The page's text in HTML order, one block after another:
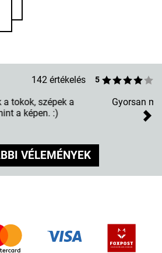
142 értékelés 5
es a minosege nagyon jo!
VÉLEMÉNYEK